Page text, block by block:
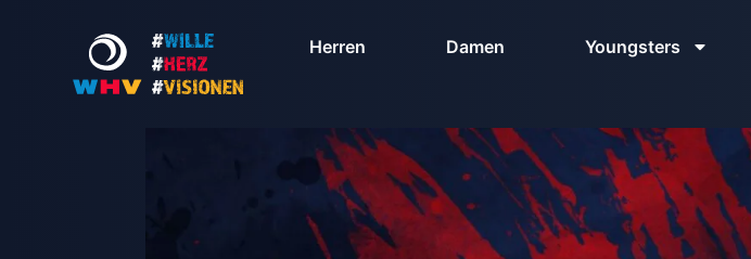
Herren Damen Youngsters